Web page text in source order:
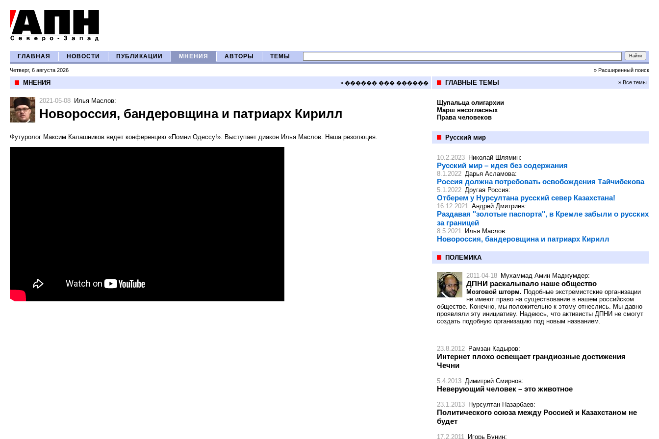
ГЛАВНАЯ НОВОСТИ ПУБЛИКАЦИИ МНЕНИЯ АВТОРЫ ТЕМЫ
Четверг, 6 августа 2026 » Расширенный поиск
МНЕНИЯ » ������ ��� ������
2021-05-08 Илья Маслов:
Новороссия, бандеровщина и патриарх Кирилл
Футуролог Максим Калашников ведет конференцию «Помни Одессу!». Выступает диакон Илья Маслов. Наша резолюция.
ГЛАВНЫЕ ТЕМЫ » Все темы
Щупальца олигархии
Марш несогласных
Права человеков
Русский мир
10.2.2023 Николай Шлямин:
Русский мир – идея без содержания
8.1.2022 Дарья Асламова:
Россия должна потребовать освобождения Тайчибекова
5.1.2022 Другая Россия:
Отберем у Нурсултана русский север Казахстана!
16.12.2021 Андрей Дмитриев:
Раздавая "золотые паспорта", в Кремле забыли о русских
за границей
8.5.2021 Илья Маслов:
Новороссия, бандеровщина и патриарх Кирилл
ПОЛЕМИКА
2011-04-18 Мухаммад Амин Маджумдер:
ДПНИ раскалывало наше общество
Мозговой шторм. Подобные экстремистские организации
не имеют право на существование в нашем российском
обществе. Конечно, мы положительно к этому отнеслись. Мы давно
проявляли эту инициативу. Надеюсь, что активисты ДПНИ не смогут
создать подобную организацию под новым названием.
23.8.2012 Рамзан Кадыров:
Интернет плохо освещает грандиозные достижения
Чечни
5.4.2013 Димитрий Смирнов:
Неверующий человек – это животное
23.1.2013 Нурсултан Назарбаев:
Политического союза между Россией и Казахстаном не
будет
17.2.2011 Игорь Бунин: